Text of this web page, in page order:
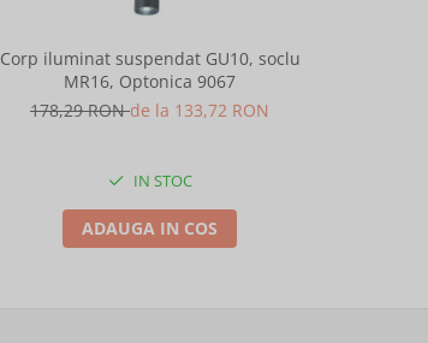
Corp iluminat suspendat GU10, soclu
MR16, Optonica 9067
178,29 RONde la 133,72 RON
IN STOC
ADAUGA IN COS